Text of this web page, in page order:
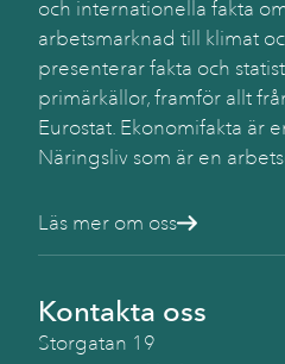
och internationella fakta
arbetsmarknad till klimat
presenterar fakta och
primärkällor, framför allt
Eurostat. Ekonomifakta är
Näringsliv som är en
Läs mer om oss
Kontakta oss
Storgatan 19